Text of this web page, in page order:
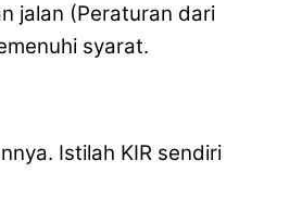
jalan (Peraturan dari
syarat.
Istilah KIR sendiri